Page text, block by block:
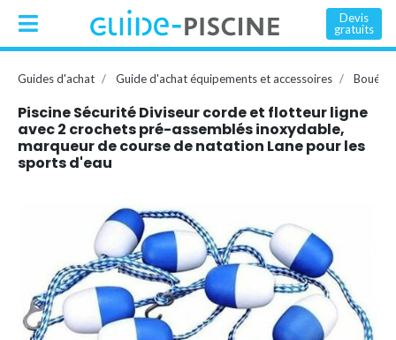
Devis
gratuits
Guides d'achat Guide d'achat équipements et accessoires Bouée,
Piscine Sécurité Diviseur corde et flotteur ligne
avec 2 crochets pré-assemblés inoxydable,
marqueur de course de natation Lane pour les
sports d'eau